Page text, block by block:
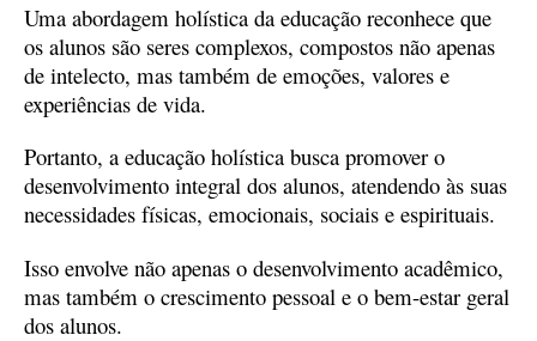
Uma abordagem holística da educação reconhece que
os alunos são seres complexos, compostos não apenas
de intelecto, mas também de emoções, valores e
experiências de vida.
Portanto, a educação holística busca promover o
desenvolvimento integral dos alunos, atendendo às suas
necessidades físicas, emocionais, sociais e espirituais.
Isso envolve não apenas o desenvolvimento acadêmico,
mas também o crescimento pessoal e o bem-estar geral
dos alunos.